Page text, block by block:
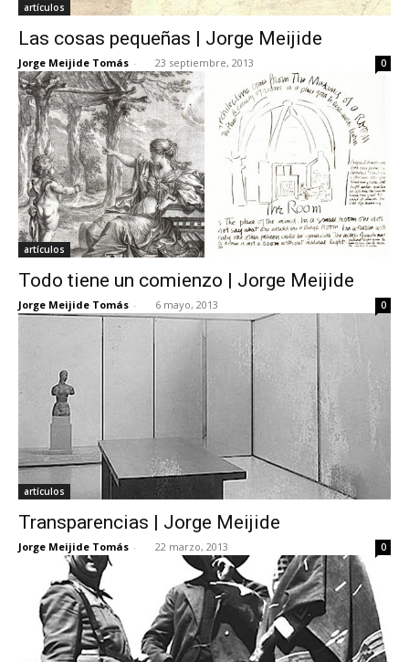
artículos
Las cosas pequeñas | Jorge Meijide
Jorge Meijide Tomás - 23 septiembre, 2013 0
artículos
Todo tiene un comienzo | Jorge Meijide
Jorge Meijide Tomás - 6 mayo, 2013 0
artículos
Transparencias | Jorge Meijide
Jorge Meijide Tomás - 22 marzo, 2013 0